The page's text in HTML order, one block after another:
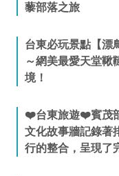
藜部落之旅
台東必玩景點【漂
～網美最愛天堂鞦
境！
❤️台東旅遊❤️賓茂
文化故事牆記錄著
行的整合，呈現了